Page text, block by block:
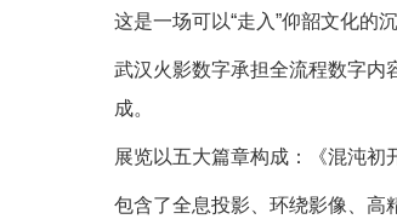
这是一场可以“走入”仰韶文化的
武汉火影数字承担全流程数字
成。
展览以五大篇章构成：《混沌初
包含了全息投影、环绕影像、高